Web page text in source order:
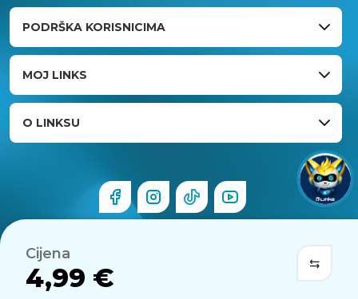
Cijena
4,99 €
PODRŠKA KORISNICIMA
MOJ LINKS
O LINKSU